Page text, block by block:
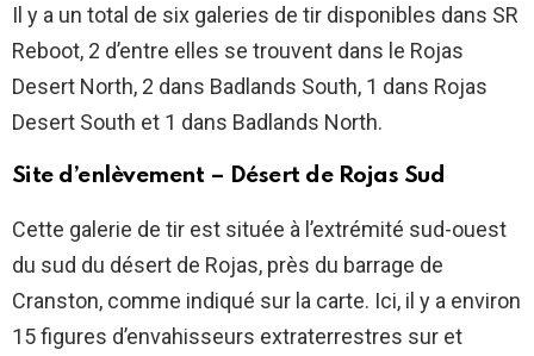
Il y a un total de six galeries de tir disponibles dans SR
Reboot, 2 d’entre elles se trouvent dans le Rojas
Desert North, 2 dans Badlands South, 1 dans Rojas
Desert South et 1 dans Badlands North.
Site d’enlèvement – Désert de Rojas Sud
Cette galerie de tir est située à l’extrémité sud-ouest
du sud du désert de Rojas, près du barrage de
Cranston, comme indiqué sur la carte. Ici, il y a environ
15 figures d’envahisseurs extraterrestres sur et